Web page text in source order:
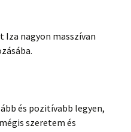
nagyon masszívan
és pozitívabb legyen,
szeretem és